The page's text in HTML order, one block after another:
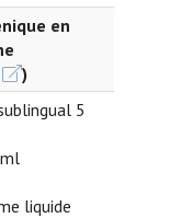
en
)
5
liquide